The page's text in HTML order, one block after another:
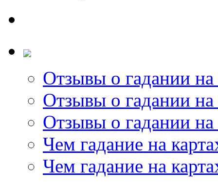
Отзывы о гадании на
Отзывы о гадании на
Отзывы о гадании на
Чем гадание на
Чем гадание на